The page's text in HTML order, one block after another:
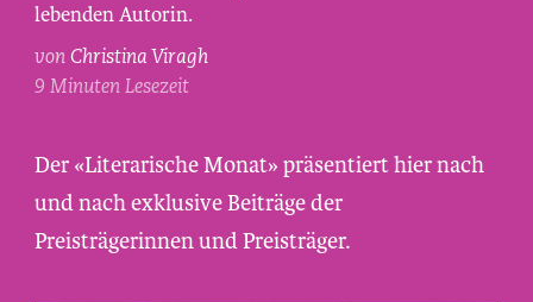
lebenden Autorin.
vonChristina Viragh
9 Minuten Lesezeit
Der «Literarische Monat» präsentiert hier nach
und nach exklusive Beiträge der
Preisträgerinnen und Preisträger.